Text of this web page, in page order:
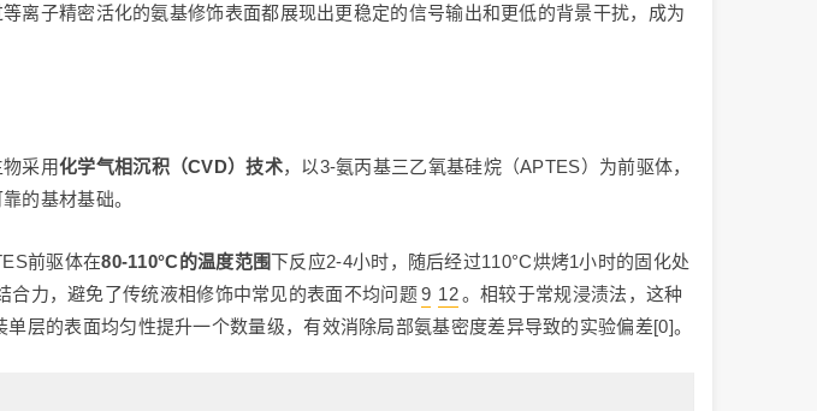
离子精密活化的氨基修饰表面都展现出更稳定的信号输出和更低的背景干扰，成为
采用化学气相沉积（CVD）技术，以3-氨丙基三乙氧基硅烷（APTES）为前驱体，
的基材基础。
前驱体在80-110°C的温度范围下反应2-4小时，随后经过110°C烘烤1小时的固化处
力，避免了传统液相修饰中常见的表面不均问题9 12。相较于常规浸渍法，这种
层的表面均匀性提升一个数量级，有效消除局部氨基密度差异导致的实验偏差[0]。